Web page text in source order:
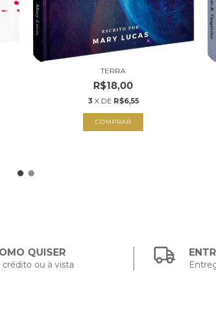
TERRA
R$18,00
3 X DE R$6,55
COMPRAR
QUISER
crédito ou à vista